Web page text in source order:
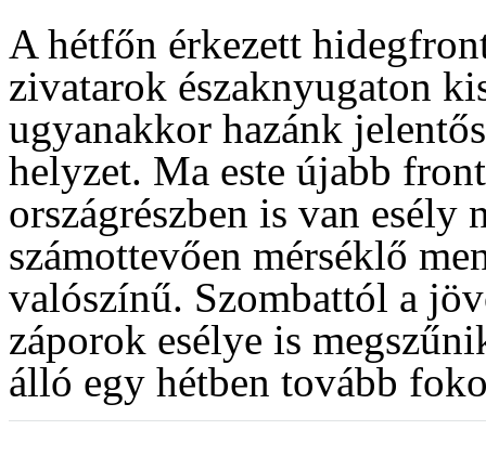
A hétfőn érkezett
zivatarok északnyugaton
ugyanakkor hazánk
helyzet. Ma este újabb
országrészben is van esély
számottevően mérséklő
valószínű. Szombattól a
záporok esélye is
álló egy hétben tovább